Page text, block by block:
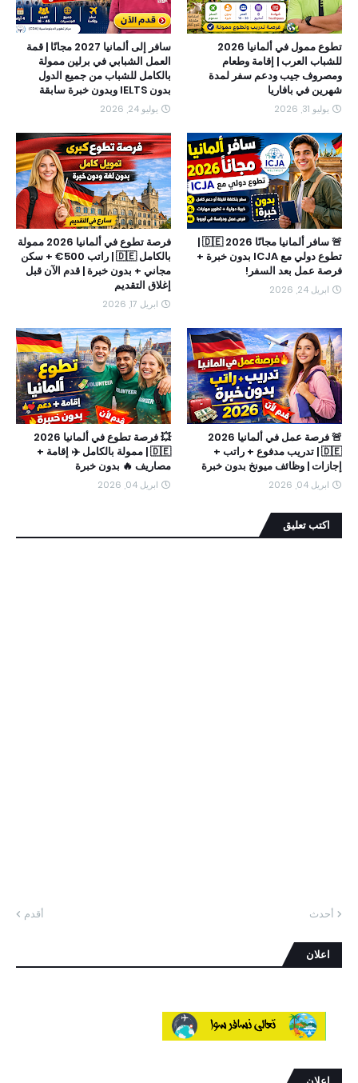
تطوع ممول في ألمانيا 2026
للشباب العرب | إقامة وطعام
ومصروف جيب ودعم سفر لمدة
شهرين في بافاريا
يوليو 31, 2026
سافر إلى ألمانيا 2027 مجانًا | قمة
العمل الشبابي في برلين ممولة
بالكامل للشباب من جميع الدول
بدون IELTS وبدون خبرة سابقة
يوليو 24, 2026
🚨 سافر ألمانيا مجانًا 2026 🇩🇪 |
تطوع دولي مع ICJA بدون خبرة +
فرصة عمل بعد السفر!
ابريل 24, 2026
فرصة تطوع في ألمانيا 2026 ممولة
بالكامل 🇩🇪 | راتب 500€ + سكن
مجاني + بدون خبرة | قدم الآن قبل
إغلاق التقديم
ابريل 17, 2026
🚨 فرصة عمل في ألمانيا 2026
🇩🇪 | تدريب مدفوع + راتب +
إجازات | وظائف ميونخ بدون خبرة
ابريل 04, 2026
💥 فرصة تطوع في ألمانيا 2026
🇩🇪 | ممولة بالكامل ✈️ إقامة +
مصاريف 🔥 بدون خبرة
ابريل 04, 2026
اكتب تعليق
أحدث أقدم
اعلان